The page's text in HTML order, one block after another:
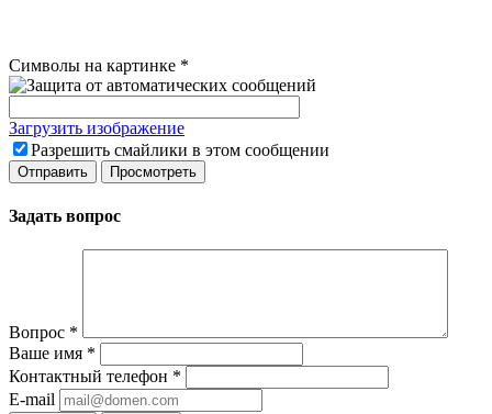
Символы на картинке *
Загрузить изображение
Разрешить смайлики в этом сообщении
Задать вопрос
Вопрос *
Ваше имя *
Контактный телефон *
E-mail